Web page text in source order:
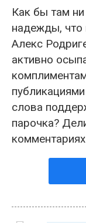
Как бы там
надежды,
Алекс
активно
слова
парочка?